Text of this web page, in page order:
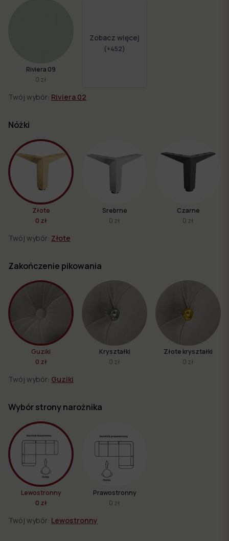
Riviera 09
0 zł
Zobacz więcej
(+452)
Twój wybór: Riviera 02
Nóżki
Złote
0 zł
Srebrne
0 zł
Czarne
0 zł
Twój wybór: Złote
Zakończenie pikowania
Guziki
0 zł
Kryształki
0 zł
Złote kryształki
0 zł
Twój wybór: Guziki
Wybór strony narożnika
Lewostronny
0 zł
Prawostronny
0 zł
Twój wybór: Lewostronny